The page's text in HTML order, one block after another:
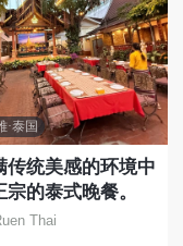
·泰国
传统美感的环境中
宗的泰式晚餐。
Thai